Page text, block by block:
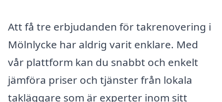
Att få tre erbjudanden för takrenovering i
Mölnlycke har aldrig varit enklare. Med
vår plattform kan du snabbt och enkelt
jämföra priser och tjänster från lokala
takläggare som är experter inom sitt